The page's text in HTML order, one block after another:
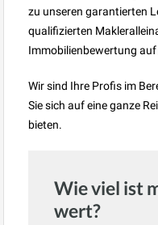
zu unseren garantierten
qualifizierten
Immobilienbewertung
Wir sind Ihre Profis im
Sie sich auf eine ganze
bieten.
Wie viel ist
wert?